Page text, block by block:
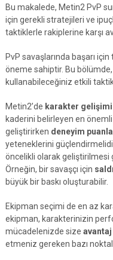
Bu makalede, Metin2 PvP
için gerekli stratejileri ve
taktiklerle rakiplerine karşı
PvP savaşlarında başarı
öneme sahiptir. Bu
kullanabileceğiniz etkili
Metin2’de karakter gelişimi
kaderini belirleyen en
geliştirirken deneyim
yeteneklerini
öncelikli olarak geliştirilmesi
Örneğin, bir savaşçı için
büyük bir baskı oluşturabilir.
Ekipman seçimi de en az
ekipman, karakterinizin
mücadelenizde size avantaj
etmeniz gereken bazı